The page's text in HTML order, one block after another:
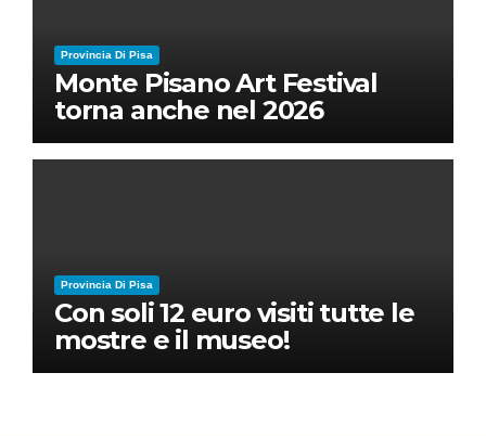
Provincia Di Pisa
Monte Pisano Art Festival
torna anche nel 2026
Provincia Di Pisa
Con soli 12 euro visiti tutte le
mostre e il museo!